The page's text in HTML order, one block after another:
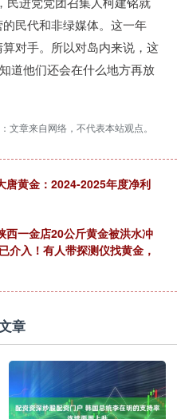
民代和非绿媒体。这一年
对手。所以对岛内来说，这
道他们还会在什么地方再放
文章来自网络，不代表本站观点。
唐黄金：2024-2025年度净利
西一金店20公斤黄金被洪水冲
介入！有人带探测仪找黄金，
章